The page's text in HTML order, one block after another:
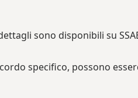
sono disponibili su
specifico, possono